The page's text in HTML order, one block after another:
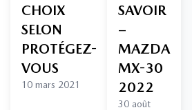
CHOIX
SELON
PROTÉGEZ-
VOUS
10 mars 2021
SAVOIR
–
MAZDA
MX-30
2022
30 août